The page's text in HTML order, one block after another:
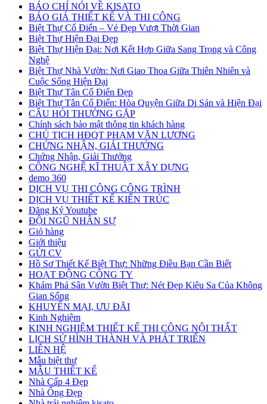
BÁO CHÍ NÓI VỀ KISATO
BÁO GIÁ THIẾT KẾ VÀ THI CÔNG
Biệt Thự Cổ Điển – Vẻ Đẹp Vượt Thời Gian
Biệt Thự Hiện Đại Đẹp
Biệt Thự Hiện Đại: Nơi Kết Hợp Giữa Sang Trọng và Công
Nghệ
Biệt Thự Nhà Vườn: Nơi Giao Thoa Giữa Thiên Nhiên và
Cuộc Sống Hiện Đại
Biệt Thự Tân Cổ Điển Đẹp
Biệt Thự Tân Cổ Điển: Hòa Quyện Giữa Di Sản và Hiện Đại
CÂU HỎI THƯỜNG GẶP
Chính sách bảo mật thông tin khách hàng
CHỦ TỊCH HĐQT PHẠM VĂN LƯƠNG
CHỨNG NHẬN, GIẢI THƯỞNG
Chứng Nhận, Giải Thưởng
CÔNG NGHỆ KĨ THUẬT XÂY DỰNG
demo 360
DỊCH VỤ THI CÔNG CÔNG TRÌNH
DỊCH VỤ THIẾT KẾ KIẾN TRÚC
Đăng Ký Youtube
ĐỘI NGŨ NHÂN SỰ
Giỏ hàng
Giới thiệu
GỬI CV
Hồ Sơ Thiết Kế Biệt Thự: Những Điều Bạn Cần Biết
HOẠT ĐỘNG CÔNG TY
Khám Phá Sân Vườn Biệt Thự: Nét Đẹp Kiêu Sa Của Không
Gian Sống
KHUYẾN MẠI, ƯU ĐÃI
Kinh Nghiệm
KINH NGHIỆM THIẾT KẾ THI CÔNG NỘI THẤT
LỊCH SỬ HÌNH THÀNH VÀ PHÁT TRIỂN
LIÊN HỆ
Mẫu biệt thự
MẪU THIẾT KẾ
Nhà Cấp 4 Đẹp
Nhà Ống Đẹp